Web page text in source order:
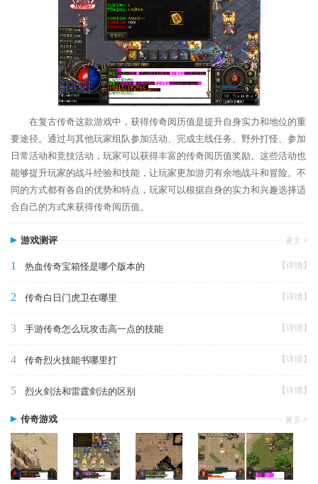
在复古传奇这款游戏中，获得传奇阅历值是提升自身实力和地位的重
要途径。通过与其他玩家组队参加活动、完成主线任务、野外打怪、参加
日常活动和竞技活动，玩家可以获得丰富的传奇阅历值奖励。这些活动也
能够提升玩家的战斗经验和技能，让玩家更加游刃有余地战斗和冒险。不
同的方式都有各自的优势和特点，玩家可以根据自身的实力和兴趣选择适
合自己的方式来获得传奇阅历值。
游戏测评
1 热血传奇宝箱怪是哪个版本的 【详情】
2 传奇白日门虎卫在哪里 【详情】
3 手游传奇怎么玩攻击高一点的技能 【详情】
4 传奇烈火技能书哪里打 【详情】
5 烈火剑法和雷霆剑法的区别 【详情】
传奇游戏